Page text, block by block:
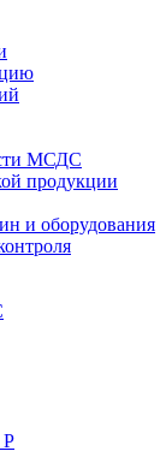
МСДС
продукции
и оборудования
Р